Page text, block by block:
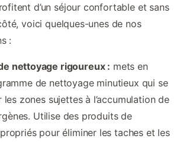
d’un séjour confortable et sans
voici quelques-unes de nos
:
nettoyage rigoureux : mets en
de nettoyage minutieux qui se
zones sujettes à l’accumulation de
Utilise des produits de
pour éliminer les taches et les